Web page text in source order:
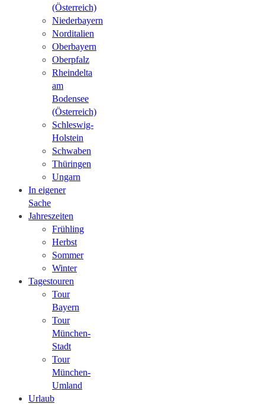
(Österreich)
Niederbayern
Norditalien
Oberbayern
Oberpfalz
Rheindelta
am
Bodensee
(Österreich)
Schleswig-
Holstein
Schwaben
Thüringen
Ungarn
In eigener
Sache
Jahreszeiten
Frühling
Herbst
Sommer
Winter
Tagestouren
Tour
Bayern
Tour
München-
Stadt
Tour
München-
Umland
Urlaub